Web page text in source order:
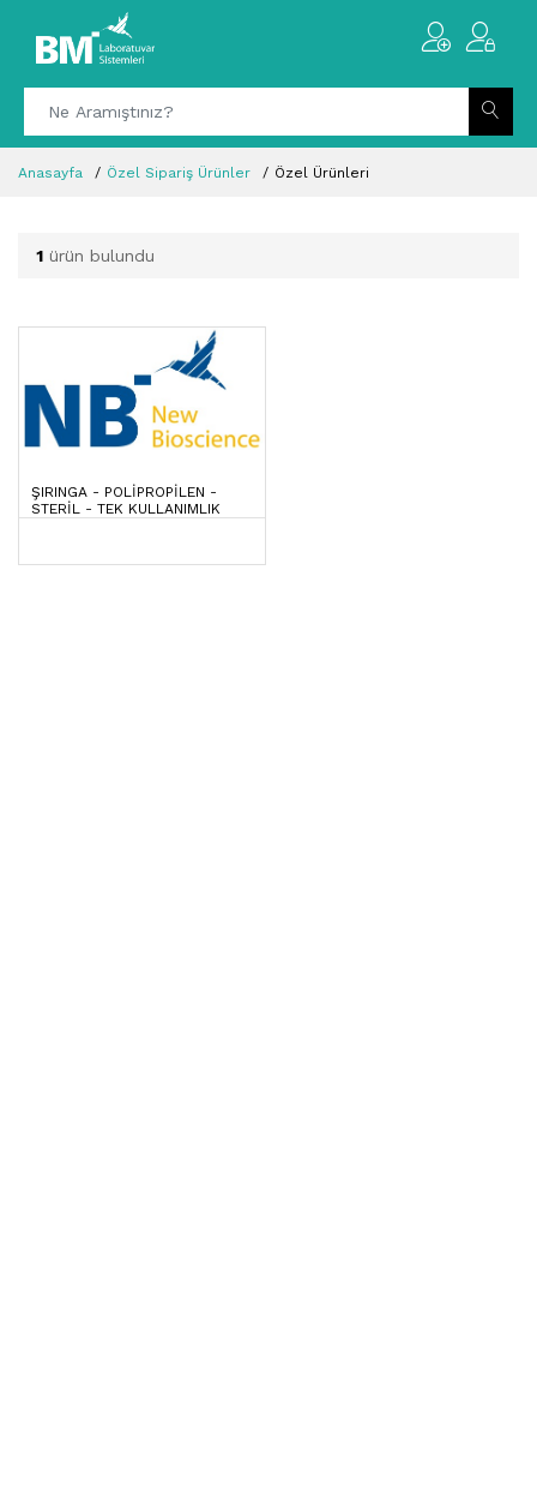
Anasayfa Özel Sipariş Ürünler Özel Ürünleri
1 ürün bulundu
ŞIRINGA - POLIPROPILEN -
STERIL - TEK KULLANIMLIK